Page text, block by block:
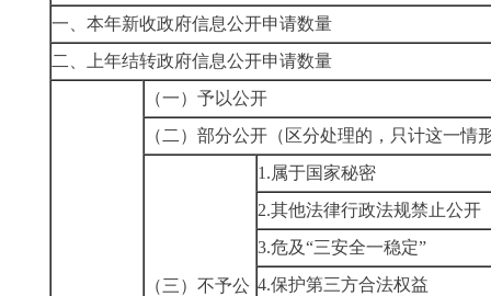
一、本年新收政府信息公开申请数量
二、上年结转政府信息公开申请数量
（一）予以公开
（二）部分公开 （区分处理的，只计这一情
（三）不予公
1.属于国家秘密
2.其他法律行政法规禁止公开
3.危及“三安全一稳定”
4.保护第三方合法权益